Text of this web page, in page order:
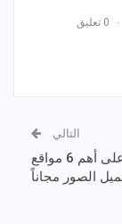
0 تعليق
التالي
تعرّف على أهم 6 مواقع
الصور مجاناً